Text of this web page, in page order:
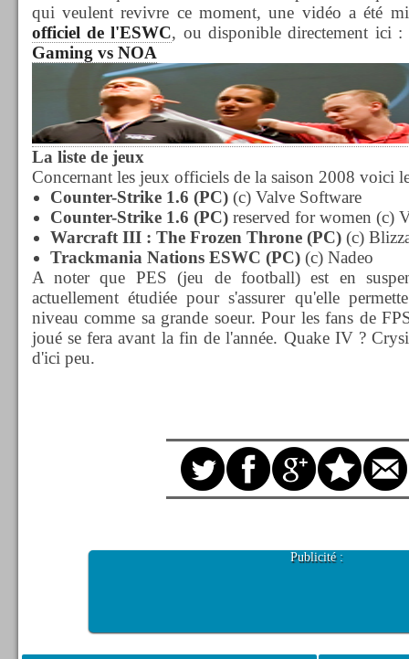
qui veulent revivre ce moment, une vidéo a été
officiel de l'ESWC, ou disponible directement ici :
Gaming vs NOA
La liste de jeux
Concernant les jeux officiels de la saison 2008 voici
Counter-Strike 1.6 (PC)(c) Valve Software
Counter-Strike 1.6 (PC)reserved for women (c)
Warcraft III : The Frozen Throne (PC)(c)
Trackmania Nations ESWC (PC)(c) Nadeo
A noter que PES (jeu de football) est en
actuellement étudiée pour s'assurer qu'elle
niveau comme sa grande soeur. Pour les fans de
joué se fera avant la fin de l'année. Quake IV ?
d'ici peu.
Publicité :